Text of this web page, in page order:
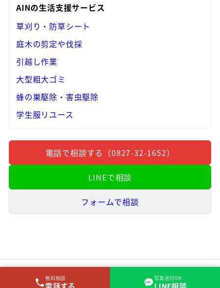
AINの生活支援サービス
草刈り・防草シート
庭木の剪定や伐採
引越し作業
大型粗大ゴミ
蜂の巣駆除・害虫駆除
学生服リユース
電話で相談する（0827-32-1652）
LINEで相談
フォームで相談
無料相談
電話する
写真送付OK
LINE相談